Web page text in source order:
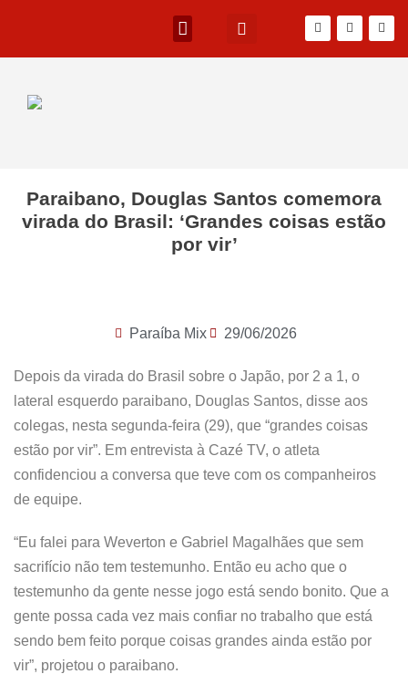
Paraibano, Douglas Santos comemora
virada do Brasil: ‘Grandes coisas estão
por vir’
Paraíba Mix 29/06/2026
Depois da virada do Brasil sobre o Japão, por 2 a 1, o
lateral esquerdo paraibano, Douglas Santos, disse aos
colegas, nesta segunda-feira (29), que “grandes coisas
estão por vir”. Em entrevista à Cazé TV, o atleta
confidenciou a conversa que teve com os companheiros
de equipe.
“Eu falei para Weverton e Gabriel Magalhães que sem
sacrifício não tem testemunho. Então eu acho que o
testemunho da gente nesse jogo está sendo bonito. Que a
gente possa cada vez mais confiar no trabalho que está
sendo bem feito porque coisas grandes ainda estão por
vir”, projetou o paraibano.